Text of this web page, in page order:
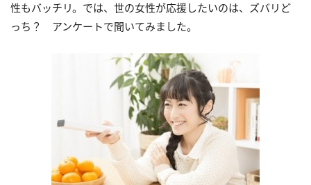
性もバッチリ。では、世の女性が応援したいのは、ズバリど
っち？ アンケートで聞いてみました。